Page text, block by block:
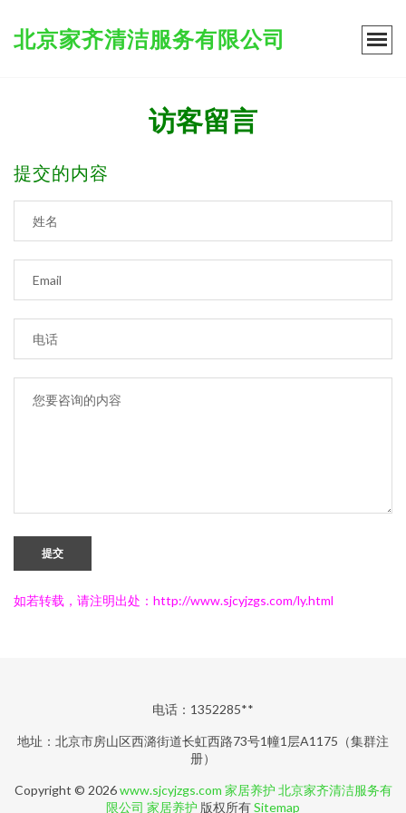
北京家齐清洁服务有限公司
访客留言
提交的内容
提交
如若转载，请注明出处：http://www.sjcyjzgs.com/ly.html
电话：1352285**
地址：北京市房山区西潞街道长虹西路73号1幢1层A1175（集群注
册）
Copyright © 2026www.sjcyjzgs.com 家居养护 北京家齐清洁服务有
限公司 家居养护 版权所有Sitemap